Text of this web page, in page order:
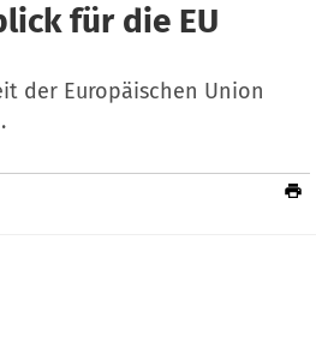
für die EU
der Europäischen Union